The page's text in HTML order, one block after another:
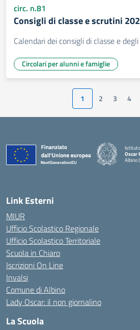
circ. n.81
Consigli di classe e scrutini
Calendari dei consigli di classe e
Circolari per alunni e famiglie
1 2 3 4
Oscar
Albino
Link Esterni
MIUR
Ufficio Scolastico Regionale
Ufficio Scolastico Territoriale
Scuola in Chiaro
Iscrizioni On Line
Invalsi
Comune di Albino
Lady Oscar: il non giornalino
La Scuola